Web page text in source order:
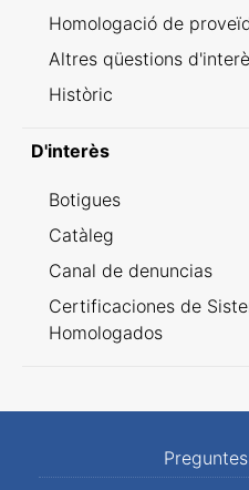
Homologació de
Altres qüestions
Històric
D'interès
Botigues
Catàleg
Canal de denuncias
Certificaciones de
Homologados